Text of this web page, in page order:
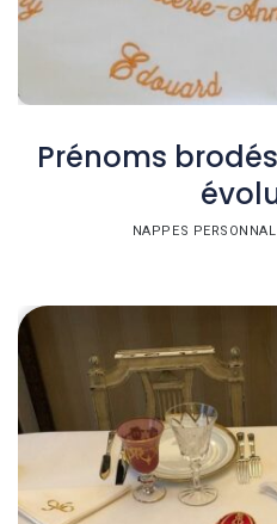
Prénoms
NAPPES